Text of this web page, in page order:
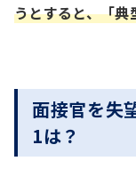
うとすると、「
面接官を失
1は？